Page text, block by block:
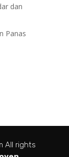
dan
Panas
All rights